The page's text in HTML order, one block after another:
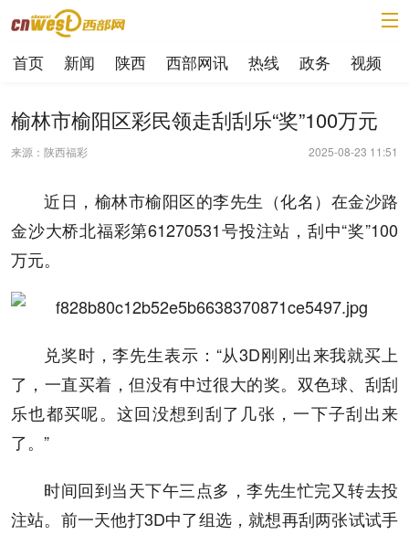
首页 新闻 陕西 西部网讯 热线 政务 视频
榆林市榆阳区彩民领走刮刮乐“奖”100万元
来源：陕西福彩 2025-08-23 11:51
近日，榆林市榆阳区的李先生（化名）在金沙路
金沙大桥北福彩第61270531号投注站，刮中“奖”100
万元。
兑奖时，李先生表示：“从3D刚刚出来我就买上
了，一直买着，但没有中过很大的奖。双色球、刮刮
乐也都买呢。这回没想到刮了几张，一下子刮出来
了。”
时间回到当天下午三点多，李先生忙完又转去投
注站。前一天他打3D中了组选，就想再刮两张试试手